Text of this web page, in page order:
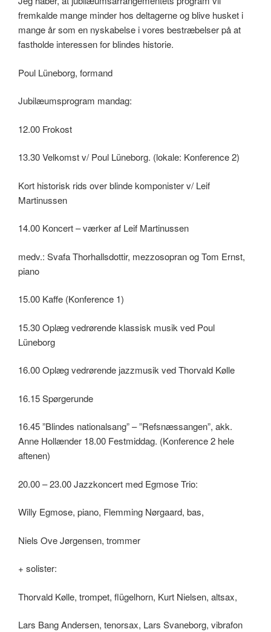
fremkalde mange minder hos deltagerne og blive husket i
mange år som en nyskabelse i vores bestræbelser på at
fastholde interessen for blindes historie.
Poul Lüneborg, formand
Jubilæumsprogram mandag:
12.00 Frokost
13.30 Velkomst v/ Poul Lüneborg. (lokale: Konference 2)
Kort historisk rids over blinde komponister v/ Leif
Martinussen
14.00 Koncert – værker af Leif Martinussen
medv.: Svafa Thorhallsdottir, mezzosopran og Tom Ernst,
piano
15.00 Kaffe (Konference 1)
15.30 Oplæg vedrørende klassisk musik ved Poul
Lüneborg
16.00 Oplæg vedrørende jazzmusik ved Thorvald Kølle
16.15 Spørgerunde
16.45 ”Blindes nationalsang” – ”Refsnæssangen”, akk.
Anne Hollænder 18.00 Festmiddag. (Konference 2 hele
aftenen)
20.00 – 23.00 Jazzkoncert med Egmose Trio:
Willy Egmose, piano, Flemming Nørgaard, bas,
Niels Ove Jørgensen, trommer
+ solister:
Thorvald Kølle, trompet, flügelhorn, Kurt Nielsen, altsax,
Lars Bang Andersen, tenorsax, Lars Svaneborg, vibrafon